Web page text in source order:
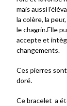
mais aussi
la colère, la
le chagrin.Elle
accepte et
changements.
Ces pierres
doré.
Ce bracelet a